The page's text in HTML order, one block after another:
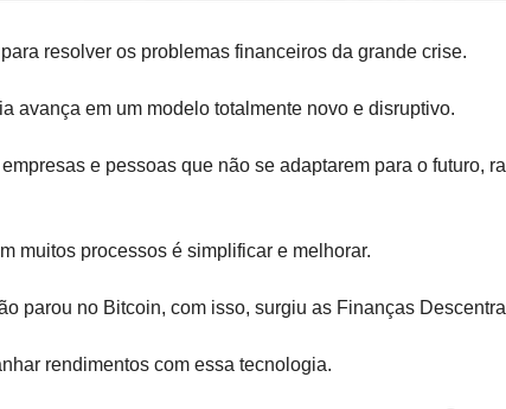
resolver os problemas financeiros da grande crise.
avança em um modelo totalmente novo e disruptivo.
e pessoas que não se adaptarem para o futuro,
muitos processos é simplificar e melhorar.
parou no Bitcoin, com isso, surgiu as Finanças
rendimentos com essa tecnologia.